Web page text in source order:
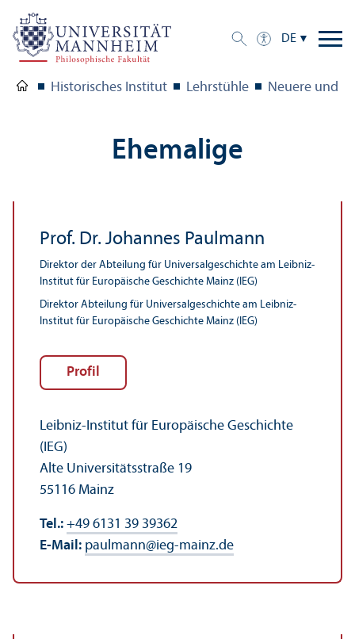
DE
Historisches Institut Lehr­stühle Neuere und
Ehemalige
Prof. Dr. Johannes Paulmann
Direktor der Abteilung für Universalgeschichte am Leibniz-
Institut für Europäische Geschichte Mainz (IEG)
Direktor Abteilung für Universalgeschichte am Leibniz-
Institut für Europäische Geschichte Mainz (IEG)
Profil
Leibniz-Institut für Europäische Geschichte
(IEG)
Alte Universitäts­straße 19
55116 Mainz
Tel.: +49 6131 39 39362
E-Mail: paulmann@ieg-mainz.de